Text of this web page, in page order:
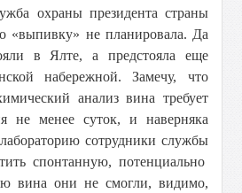
охраны президента страны
«выпивку» не планировала. Да
в Ялте, а предстояла еще
набережной. Замечу, что
анализ вина требует
не менее суток, и наверняка
сотрудники службы
спонтанную, потенциально
вина они не смогли, видимо,